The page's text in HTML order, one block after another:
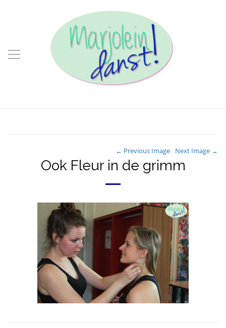
← Previous Image Next Image →
Ook Fleur in de grimm